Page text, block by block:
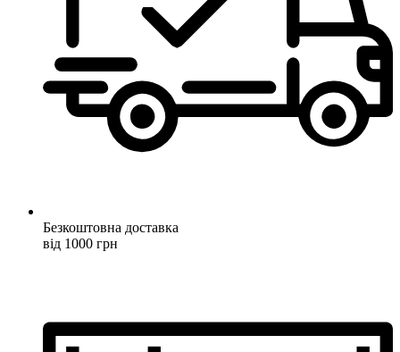
Безкоштовна доставка
від 1000 грн